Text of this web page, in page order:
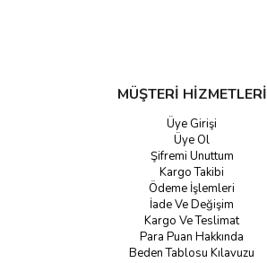
MÜŞTERİ HİZMETLERİ
Üye Girişi
Üye Ol
Şifremi Unuttum
Kargo Takibi
Ödeme İşlemleri
İade Ve Değişim
Kargo Ve Teslimat
Para Puan Hakkında
Beden Tablosu Kılavuzu